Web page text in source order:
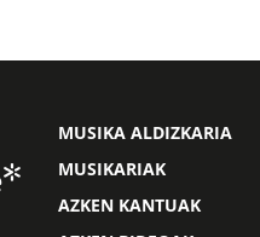
MUSIKA ALDIZKARIA
MUSIKARIAK
AZKEN KANTUAK